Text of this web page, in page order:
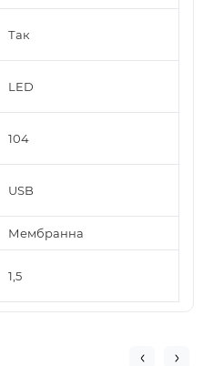
Так
LED
104
USB
Мембранна
1,5